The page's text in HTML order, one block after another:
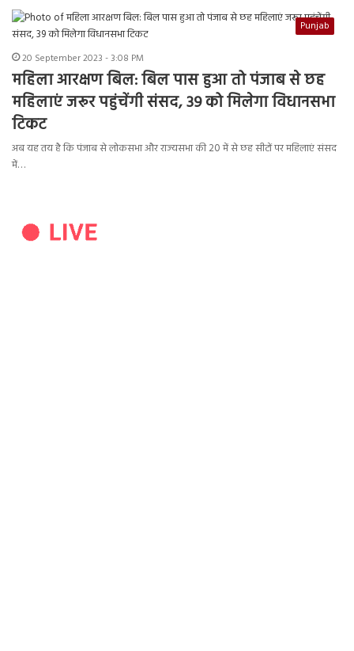
Punjab
20 September 2023 - 3:08 PM
महिला आरक्षण बिल: बिल पास हुआ तो पंजाब से छह
महिलाएं जरूर पहुंचेंगी संसद, 39 को मिलेगा विधानसभा
टिकट
अब यह तय है कि पंजाब से लोकसभा और राज्यसभा की 20 में से छह सीटों पर महिलाएं संसद
में…